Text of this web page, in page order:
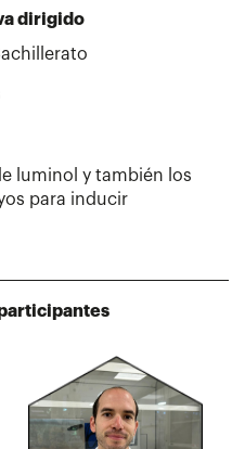
dirigido
luminol y también los
para inducir